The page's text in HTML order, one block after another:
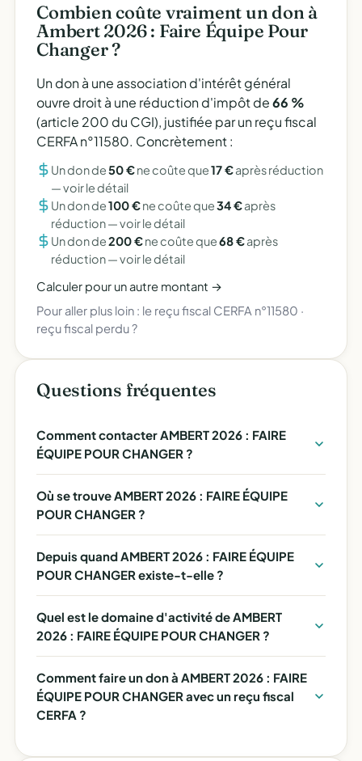
Combien coûte vraiment un don à
Ambert 2026 : Faire Équipe Pour
Changer ?
Un don à une association d'intérêt général
ouvre droit à une réduction d'impôt de66 %
(article 200 du CGI), justifiée par un reçu fiscal
CERFA n°11580. Concrètement :
Un don de50 €ne coûte que17 €après réduction
—voir le détail
Un don de100 €ne coûte que34 €après
réduction —voir le détail
Un don de200 €ne coûte que68 €après
réduction —voir le détail
Calculer pour un autre montant →
Pour aller plus loin : le reçu fiscal CERFA n°11580 ·
reçu fiscal perdu ?
Questions fréquentes
Comment contacter AMBERT 2026 : FAIRE
ÉQUIPE POUR CHANGER ?
Où se trouve AMBERT 2026 : FAIRE ÉQUIPE
POUR CHANGER ?
Depuis quand AMBERT 2026 : FAIRE ÉQUIPE
POUR CHANGER existe-t-elle ?
Quel est le domaine d'activité de AMBERT
2026 : FAIRE ÉQUIPE POUR CHANGER ?
Comment faire un don à AMBERT 2026 : FAIRE
ÉQUIPE POUR CHANGER avec un reçu fiscal
CERFA ?